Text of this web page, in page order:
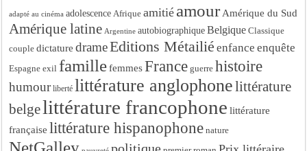
adapté au cinéma adolescence Afrique amitié amour Amérique du Sud
Amérique latine Argentine autobiographique Belgique Classique
couple dictature drameEditions Métailié enfance enquête
Espagne exil famille femmes France guerre histoire
humour liberté littérature anglophonelittérature
belgelittérature francophone littérature
française littérature hispanophone nature
NetGalley